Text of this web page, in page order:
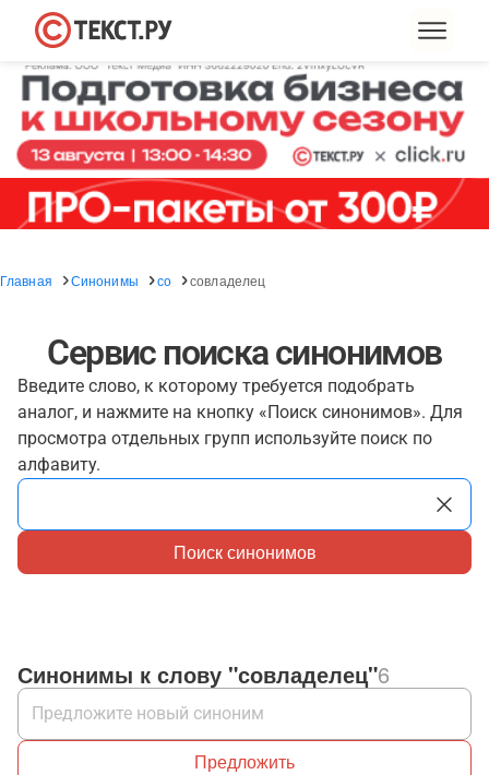
Главная Синонимы со совладелец
Сервис поиска синонимов
Введите слово, к которому требуется подобрать
аналог, и нажмите на кнопку «Поиск синонимов». Для
просмотра отдельных групп используйте поиск по
алфавиту.
Поиск синонимов
Синонимы к слову "совладелец"6
Предложить